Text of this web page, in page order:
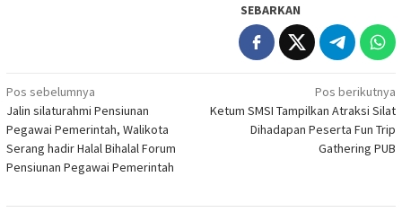
SEBARKAN
Navigasi
pos
Pos sebelumnya
Jalin silaturahmi Pensiunan
Pegawai Pemerintah, Walikota
Serang hadir Halal Bihalal Forum
Pensiunan Pegawai Pemerintah
Pos berikutnya
Ketum SMSI Tampilkan Atraksi Silat
Dihadapan Peserta Fun Trip
Gathering PUB